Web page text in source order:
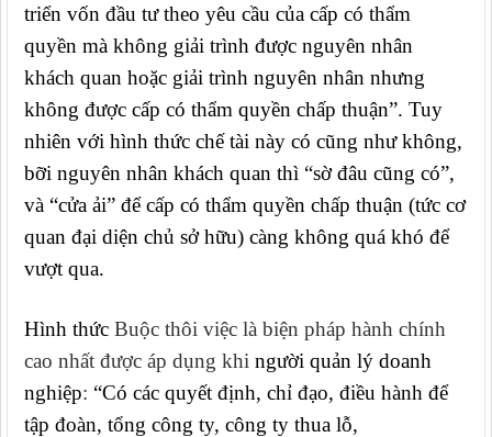
triển vốn đầu tư theo yêu cầu của cấp có thẩm
quyền mà không giải trình được nguyên nhân
khách quan hoặc giải trình nguyên nhân nhưng
không được cấp có thẩm quyền chấp thuận”. Tuy
nhiên với hình thức chế tài này có cũng như không,
bỡi nguyên nhân khách quan thì “sờ đâu cũng có”,
và “cửa ải” để cấp có thẩm quyền chấp thuận (tức cơ
quan đại diện chủ sở hữu) càng không quá khó để
vượt qua.
Hình thức Buộc thôi việc là biện pháp hành chính
cao nhất được áp dụng khi người quản lý doanh
nghiệp: “Có các quyết định, chỉ đạo, điều hành để
tập đoàn, tổng công ty, công ty thua lỗ,